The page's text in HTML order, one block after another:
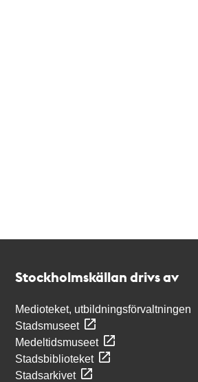
Stockholmskällan drivs av
Medioteket, utbildningsförvaltningen
Stadsmuseet
Medeltidsmuseet
Stadsbiblioteket
Stadsarkivet